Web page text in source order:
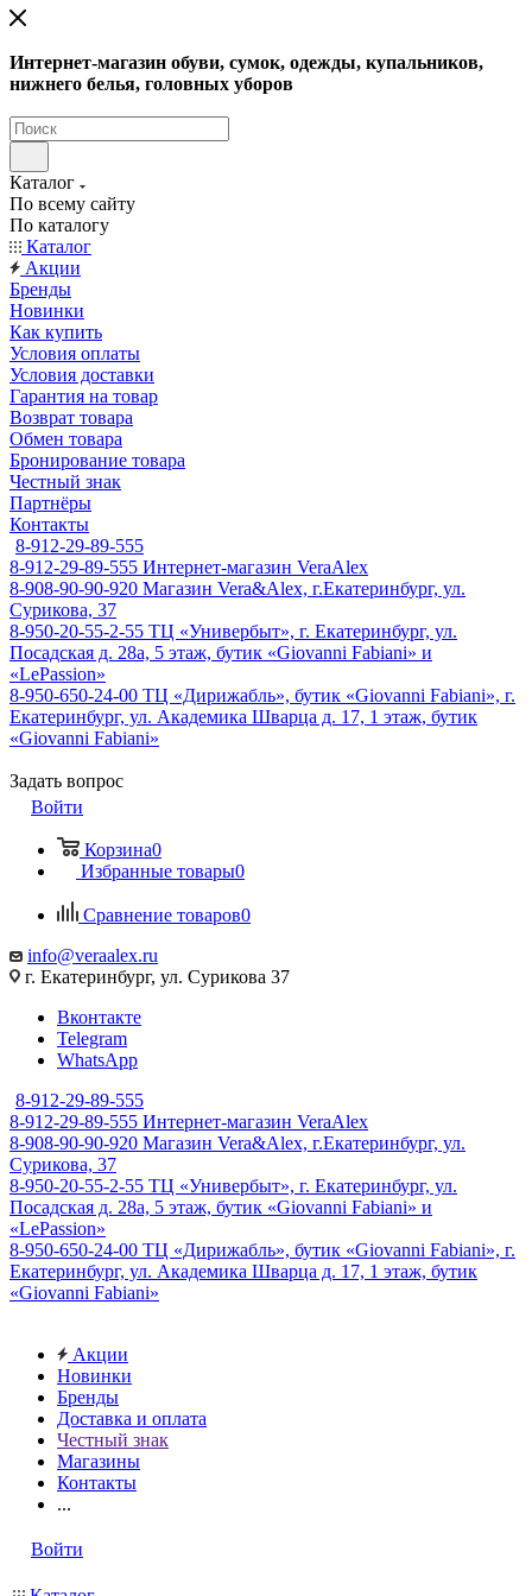
Интернет-магазин обуви, сумок, одежды, купальников,
нижнего белья, головных уборов
Каталог
По всему сайту
По каталогу
Каталог
Акции
Бренды
Новинки
Как купить
Условия оплаты
Условия доставки
Гарантия на товар
Возврат товара
Обмен товара
Бронирование товара
Честный знак
Партнёры
Контакты
8-912-29-89-555
8-912-29-89-555 Интернет-магазин VeraAlex
8-908-90-90-920 Магазин Vera&Alex, г.Екатеринбург, ул.
Сурикова, 37
8-950-20-55-2-55 ТЦ «Универбыт», г. Екатеринбург, ул.
Посадская д. 28а, 5 этаж, бутик «Giovanni Fabiani» и
«LePassion»
8-950-650-24-00 ТЦ «Дирижабль», бутик «Giovanni Fabiani», г.
Екатеринбург, ул. Академика Шварца д. 17, 1 этаж, бутик
«Giovanni Fabiani»
Задать вопрос
Войти
Корзина0
Избранные товары0
Сравнение товаров0
info@veraalex.ru
г. Екатеринбург, ул. Сурикова 37
Вконтакте
Telegram
WhatsApp
8-912-29-89-555
8-912-29-89-555 Интернет-магазин VeraAlex
8-908-90-90-920 Магазин Vera&Alex, г.Екатеринбург, ул.
Сурикова, 37
8-950-20-55-2-55 ТЦ «Универбыт», г. Екатеринбург, ул.
Посадская д. 28а, 5 этаж, бутик «Giovanni Fabiani» и
«LePassion»
8-950-650-24-00 ТЦ «Дирижабль», бутик «Giovanni Fabiani», г.
Екатеринбург, ул. Академика Шварца д. 17, 1 этаж, бутик
«Giovanni Fabiani»
Акции
Новинки
Бренды
Доставка и оплата
Честный знак
Магазины
Контакты
...
Войти